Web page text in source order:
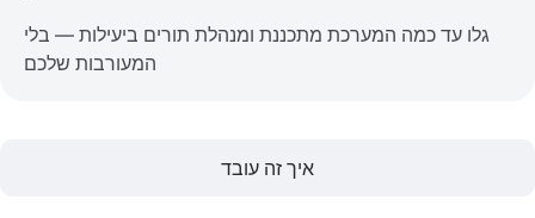
גלו עד כמה המערכת מתכננת ומנהלת תורים ביעילות — בלי
המעורבות שלכם
איך זה עובד